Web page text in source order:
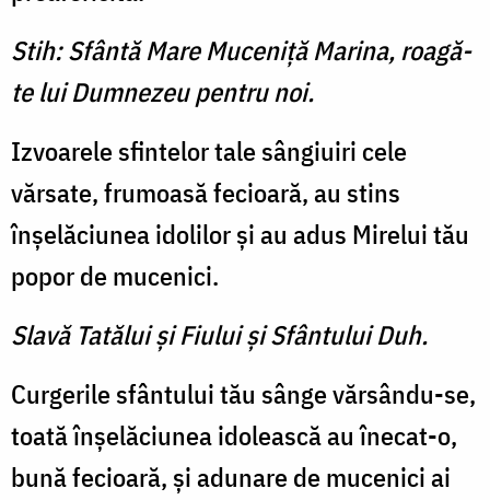
Stih: Sfântă Mare Muceniţă Marina, roagă-
te lui Dumnezeu pentru noi.
Izvoarele sfintelor tale sângiuiri cele
vărsate, frumoasă fecioară, au stins
înşelăciunea idolilor şi au adus Mirelui tău
popor de mucenici.
Slavă Tatălui şi Fiului şi Sfântului Duh.
Curgerile sfântului tău sânge vărsându-se,
toată înşelăciunea idolească au înecat-o,
bună fecioară, şi adunare de mucenici ai